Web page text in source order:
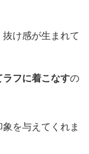
け感が生まれて
フに着こなすの
を与えてくれま